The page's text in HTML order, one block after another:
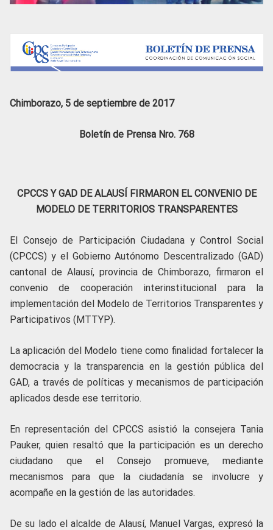
Chimborazo, 5 de septiembre de 2017
Boletín de Prensa Nro. 768
CPCCS Y GAD DE ALAUSÍ FIRMARON EL CONVENIO DE
MODELO DE TERRITORIOS TRANSPARENTES
El Consejo de Participación Ciudadana y Control Social
(CPCCS) y el Gobierno Autónomo Descentralizado (GAD)
cantonal de Alausí, provincia de Chimborazo, firmaron el
convenio de cooperación interinstitucional para la
implementación del Modelo de Territorios Transparentes y
Participativos (MTTYP).
La aplicación del Modelo tiene como finalidad fortalecer la
democracia y la transparencia en la gestión pública del
GAD, a través de políticas y mecanismos de participación
aplicados desde ese territorio.
En representación del CPCCS asistió la consejera Tania
Pauker, quien resaltó que la participación es un derecho
ciudadano que el Consejo promueve, mediante
mecanismos para que la ciudadanía se involucre y
acompañe en la gestión de las autoridades.
De su lado el alcalde de Alausí, Manuel Vargas, expresó la